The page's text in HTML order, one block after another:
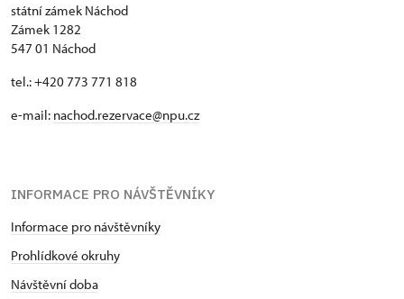
státní zámek Náchod
Zámek 1282
547 01 Náchod
tel.: +420 773 771 818
e-mail: nachod.rezervace@npu.cz
INFORMACE PRO NÁVŠTĚVNÍKY
Informace pro návštěvníky
Prohlídkové okruhy
Návštěvní doba